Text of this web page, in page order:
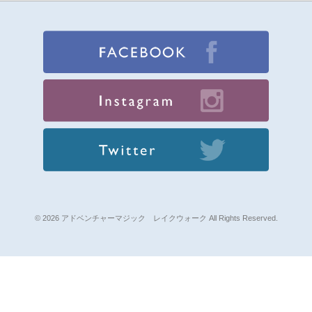
© 2026 アドベンチャーマジック レイクウォーク All Rights Reserved.